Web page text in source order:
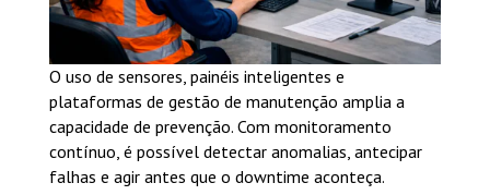
O uso de sensores, painéis inteligentes e
plataformas de gestão de manutenção amplia a
capacidade de prevenção. Com monitoramento
contínuo, é possível detectar anomalias, antecipar
falhas e agir antes que o downtime aconteça.